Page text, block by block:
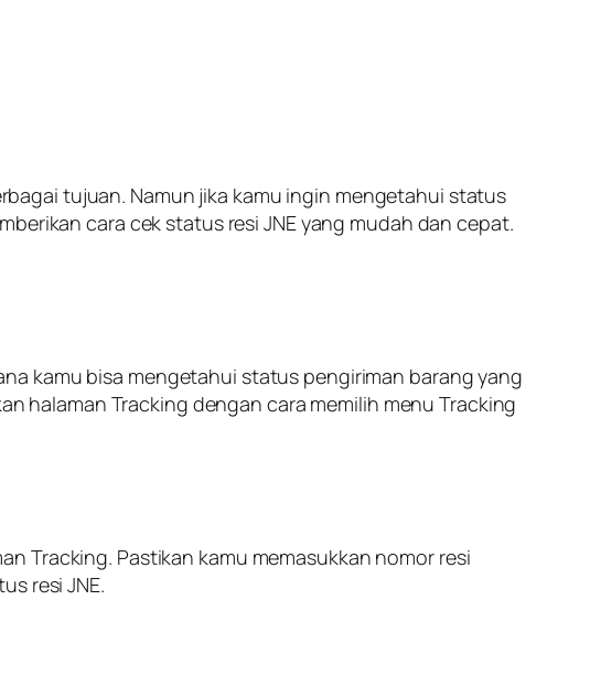
tujuan. Namun jika kamu ingin mengetahui status
cara cek status resi JNE yang mudah dan cepat.
kamu bisa mengetahui status pengiriman barang yang
halaman Tracking dengan cara memilih menu Tracking
Tracking. Pastikan kamu memasukkan nomor resi
resi JNE.